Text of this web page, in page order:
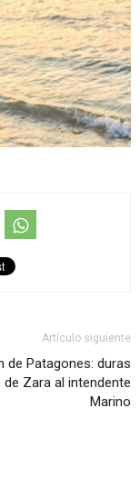
Artículo siguiente
de Patagones: duras
Zara al intendente
Marino